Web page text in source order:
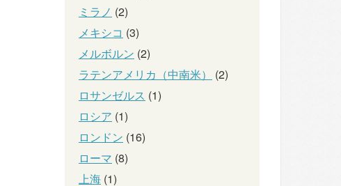
ミラノ (2)
メキシコ (3)
メルボルン (2)
ラテンアメリカ（中南米）
(2)
ロサンゼルス (1)
ロシア (1)
ロンドン (16)
ローマ (8)
上海 (1)